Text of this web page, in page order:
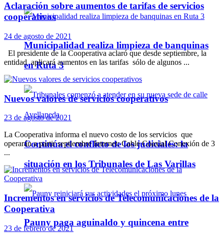
Municipalidad realiza limpieza de banquinas
en Ruta 3
Continúa el conflicto de los judiciales: la
situación en los Tribunales de Las Varillas
Pauny paga aguinaldo y quincena entre
Aclaración sobre aumentos de tarifas de servicios
cooperativos
24 de agosto de 2021
El presidente de la Cooperativa aclaró que desde septiembre, la
entidad aplicará aumentos en las tarifas sólo de algunos ...
Nuevos valores de servicios cooperativos
23 de agosto de 2021
La Cooperativa informa el nuevo costo de los servicios que
operarán a partir septiembre Internet: Cable Coaxial Conexión de 3
...
Incrementos en servicios de Telecomunicaciones de la
Cooperativa
23 de febrero de 2021